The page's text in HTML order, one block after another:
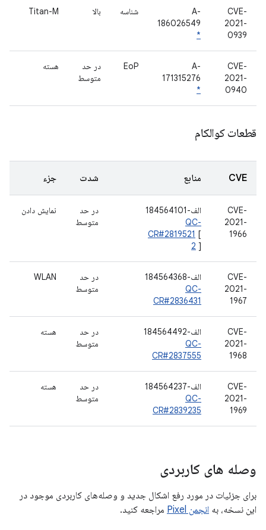
CVE-
2021-
0939
A-
186026549
*
شناسه بالا Titan-M
CVE-
2021-
0940
A-
171315276
*
EoP
در حد
متوسط
هسته
قطعات کوالکام
CVE منابع شدت جزء
CVE-
2021-
1966
الف-184564101
QC-
CR#2819521 [
2 ]
در حد
متوسط
نمایش دادن
CVE-
2021-
1967
الف-184564368
QC-
CR#2836431
در حد
متوسط
WLAN
CVE-
2021-
1968
الف-184564492
QC-
CR#2837555
در حد
متوسط
هسته
CVE-
2021-
1969
الف-184564237
QC-
CR#2839235
در حد
متوسط
هسته
وصله های کاربردی
برای جزئیات در مورد رفع اشکال جدید و وصله‌های کاربردی موجود در
این نسخه، به انجمن Pixel مراجعه کنید.